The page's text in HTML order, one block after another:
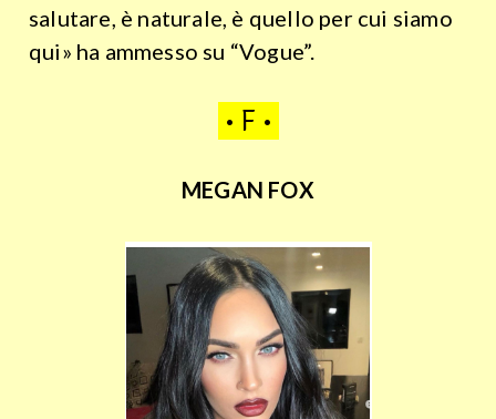
salutare, è naturale, è quello per cui siamo
qui» ha ammesso su “Vogue”.
• F •
MEGAN FOX